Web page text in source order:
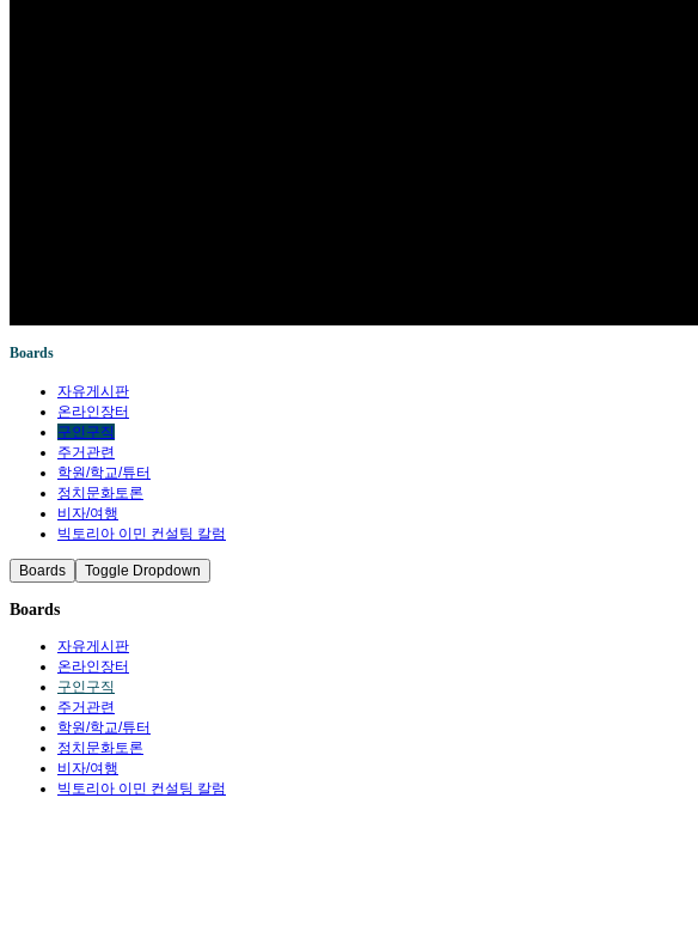
Boards
자유게시판
온라인장터
구인구직
주거관련
학원/학교/튜터
정치문화토론
비자/여행
빅토리아 이민 컨설팅 칼럼
Boards Toggle Dropdown
Boards
자유게시판
온라인장터
구인구직
주거관련
학원/학교/튜터
정치문화토론
비자/여행
빅토리아 이민 컨설팅 칼럼